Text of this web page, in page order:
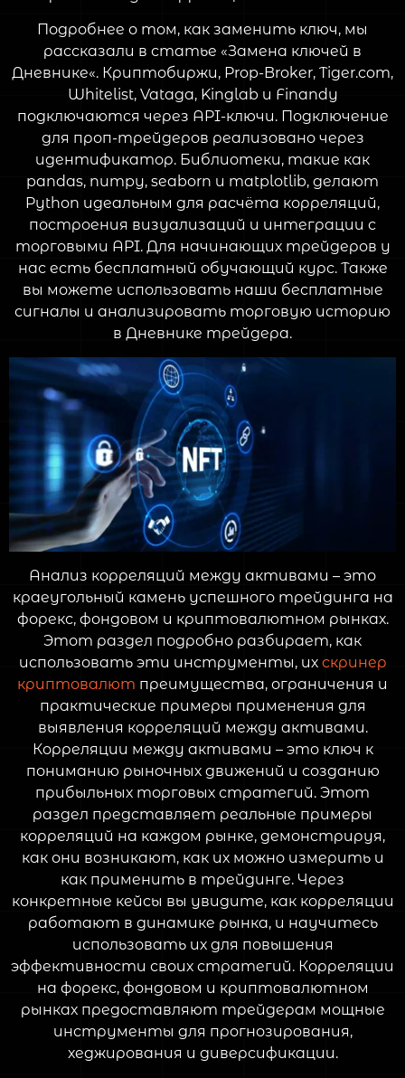
Подробнее о том, как заменить ключ, мы
рассказали в статье «Замена ключей в
Дневнике«. Криптобиржи, Prop-Broker, Tiger.com,
Whitelist, Vataga, Kinglab и Finandy
подключаются через API-ключи. Подключение
для проп-трейдеров реализовано через
идентификатор. Библиотеки, такие как
pandas, numpy, seaborn и matplotlib, делают
Python идеальным для расчёта корреляций,
построения визуализаций и интеграции с
торговыми API. Для начинающих трейдеров у
нас есть бесплатный обучающий курс. Также
вы можете использовать наши бесплатные
сигналы и анализировать торговую историю
в Дневнике трейдера.
Анализ корреляций между активами – это
краеугольный камень успешного трейдинга на
форекс, фондовом и криптовалютном рынках.
Этот раздел подробно разбирает, как
использовать эти инструменты, их скринер
криптовалют преимущества, ограничения и
практические примеры применения для
выявления корреляций между активами.
Корреляции между активами – это ключ к
пониманию рыночных движений и созданию
прибыльных торговых стратегий. Этот
раздел представляет реальные примеры
корреляций на каждом рынке, демонстрируя,
как они возникают, как их можно измерить и
как применить в трейдинге. Через
конкретные кейсы вы увидите, как корреляции
работают в динамике рынка, и научитесь
использовать их для повышения
эффективности своих стратегий. Корреляции
на форекс, фондовом и криптовалютном
рынках предоставляют трейдерам мощные
инструменты для прогнозирования,
хеджирования и диверсификации.